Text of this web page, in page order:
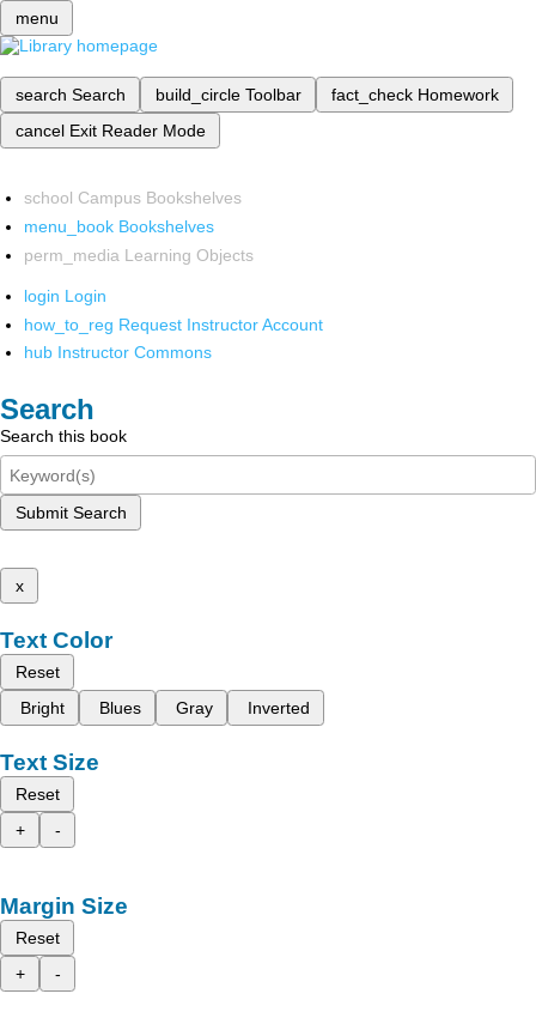
menu
search Search build_circle Toolbar fact_check Homework
cancel Exit Reader Mode
school Campus Bookshelves
menu_book Bookshelves
perm_media Learning Objects
login Login
how_to_reg Request Instructor Account
hub Instructor Commons
Search
Search this book
Submit Search
x
Text Color
Reset
Bright
Blues Gray Inverted
Text Size
Reset
+
-
Margin Size
Reset
+
-